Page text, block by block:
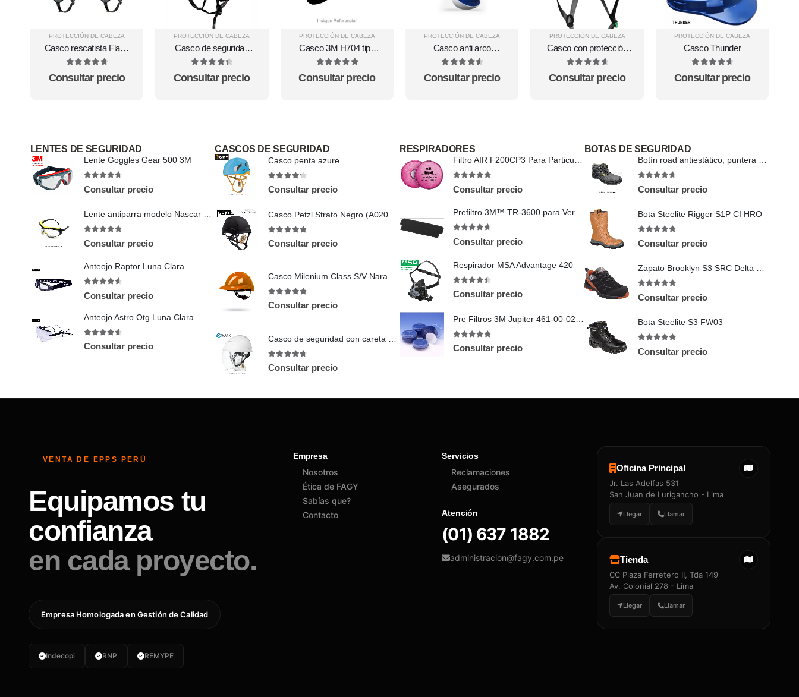
PROTECCIÓN DE CABEZA
Casco rescatista Flash
Aero Singing Rock
out of 5
Consultar precio
PROTECCIÓN DE CABEZA
Casco de seguridad
Andes Libus
out of 5
Consultar precio
PROTECCIÓN DE CABEZA
Casco 3M H704 tipo
jockey color verde
out of 5
Consultar precio
PROTECCIÓN DE CABEZA
Casco anti arco
eléctrico con pantalla
facial 10cal/cm2
4.71 out of 5
Consultar precio
PROTECCIÓN DE CABEZA
Casco con protección
dieléctrica 7ALTP40
Altaipro
4.78 out of 5
Consultar precio
PROTECCIÓN DE CABEZA
Casco Thunder
4.71 out of 5
Consultar precio
LENTES DE SEGURIDAD
Lente Goggles Gear 500 3M
Consultar precio
Lente antiparra modelo Nascar TRX
Consultar precio
Anteojo Raptor Luna Clara
Consultar precio
Anteojo Astro Otg Luna Clara
Consultar precio
CASCOS DE SEGURIDAD
Casco penta azure
Consultar precio
4.86 out of 5
Consultar precio
4.78 out of 5
Consultar precio
4.67 out of 5
Consultar precio
RESPIRADORES
Filtro AIR F200CP3 Para Particulas NM. VO
Consultar precio
Prefiltro 3M™ TR-3600 para Versaflo™ TR-300 100/Caja
Consultar precio
Respirador MSA Advantage 420
Consultar precio
Consultar precio
BOTAS DE SEGURIDAD
Botín road antiestático, puntera y plantilla de acero GX
Consultar precio
Bota Steelite Rigger S1P CI HRO
Consultar precio
Zapato Brooklyn S3 SRC Delta Plus
Consultar precio
Bota Steelite S3 FW03
Consultar precio
VENTA DE EPPS PERÚ
Equipamos tu
confianza
en cada proyecto.
Empresa Homologada en Gestión de Calidad
Indecopi RNP REMYPE
Empresa
Nosotros
Ética de FAGY
Sabías que?
Contacto
Servicios
Reclamaciones
Asegurados
Atención
(01) 637 1882
administracion@fagy.com.pe
Oficina Principal
Jr. Las Adelfas 531
San Juan de Lurigancho - Lima
Llegar Llamar
Tienda
CC Plaza Ferretero II, Tda 149
Av. Colonial 278 - Lima
Llegar Llamar